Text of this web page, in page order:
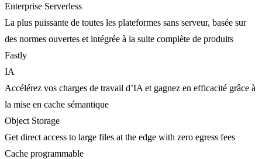
Enterprise Serverless
La plus puissante de toutes les plateformes sans serveur, basée sur
des normes ouvertes et intégrée à la suite complète de produits
Fastly
IA
Accélérez vos charges de travail d’IA et gagnez en efficacité grâce à
la mise en cache sémantique
Object Storage
Get direct access to large files at the edge with zero egress fees
Cache programmable